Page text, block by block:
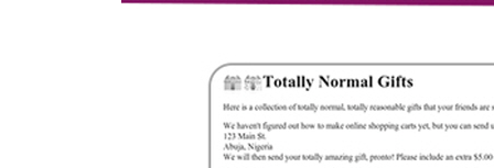
13.4 CAPTCHA 가져오기와 답 보내기
CHAPTER 14 스크레이핑 함정 피하기
14.1 스크레이핑의 윤리에 관해
14.2 사람처럼 보이기
__14.2.1 헤더를 수정하십시오